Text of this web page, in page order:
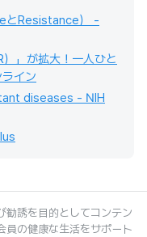
とResistance） -
」が拡大！一人ひと
イン
diseases - NIH
勧誘を目的としてコンテン
員の健康な生活をサポート